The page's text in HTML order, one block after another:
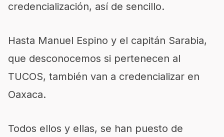
credencialización, así de sencillo.
Hasta Manuel Espino y el capitán Sarabia,
que desconocemos si pertenecen al
TUCOS, también van a credencializar en
Oaxaca.
Todos ellos y ellas, se han puesto de